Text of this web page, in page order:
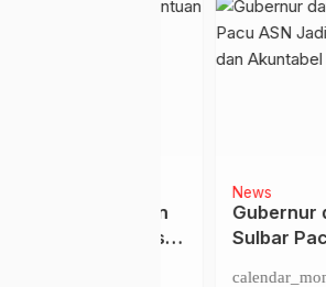
Gubernur dan
Sulbar Pacu
Lebih
calendar_month